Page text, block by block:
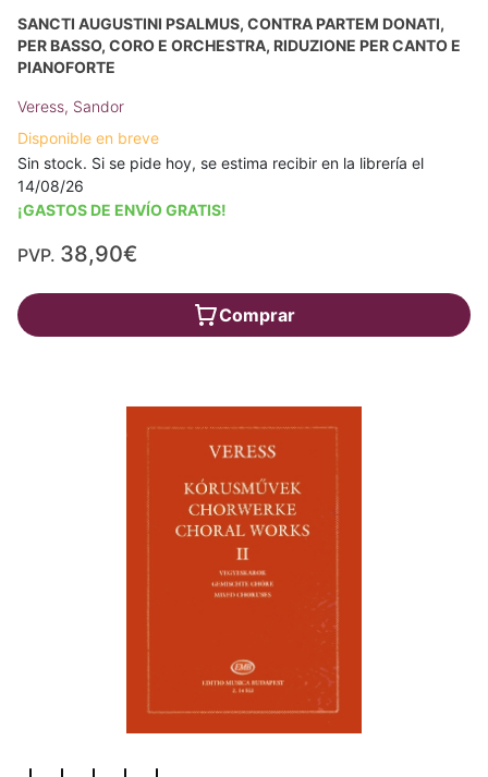
SANCTI AUGUSTINI PSALMUS, CONTRA PARTEM DONATI,
PER BASSO, CORO E ORCHESTRA, RIDUZIONE PER CANTO E
PIANOFORTE
Veress, Sandor
Disponible en breve
Sin stock. Si se pide hoy, se estima recibir en la librería el
14/08/26
¡GASTOS DE ENVÍO GRATIS!
PVP. 38,90€
Comprar